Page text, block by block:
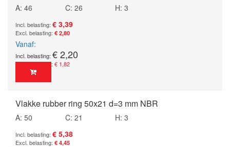
A: 46 C: 26
H: 3
€ 3,39
€ 2,80
Vanaf
€ 2,20
€ 1,82
Vlakke rubber ring 50x21 d=3 mm NBR
A: 50 C: 21
H: 3
€ 5,38
€ 4,45